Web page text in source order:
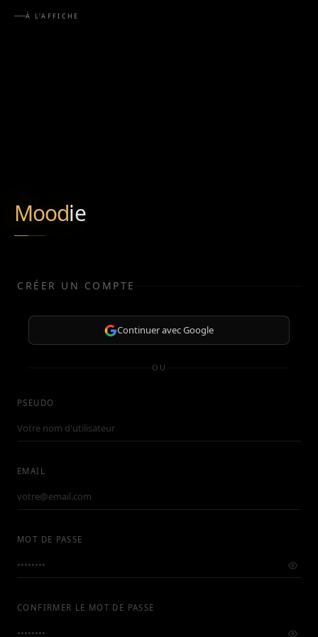
À L'AFFICHE
Moodie
CRÉER UN COMPTE
Continuer avec Google
OU
PSEUDO
EMAIL
MOT DE PASSE
CONFIRMER LE MOT DE PASSE